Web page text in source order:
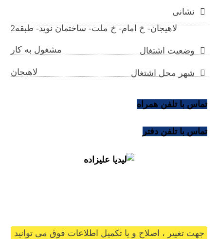
نشانی
لاهیجان- خ امام- خ ملت- ساختمان نوید- طبقه2
وضعیت اشتغال مشغول به کار
شهر محل اشتغال لاهیجان
تماس با تلفن همراه
تماس با تلفن دفتر
جهت تغییر ، اصلاح و یا تکمیل اطلاعات فوق می توانید